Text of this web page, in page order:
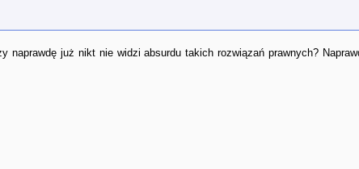
już nikt nie widzi absurdu takich rozwiązań prawnych?